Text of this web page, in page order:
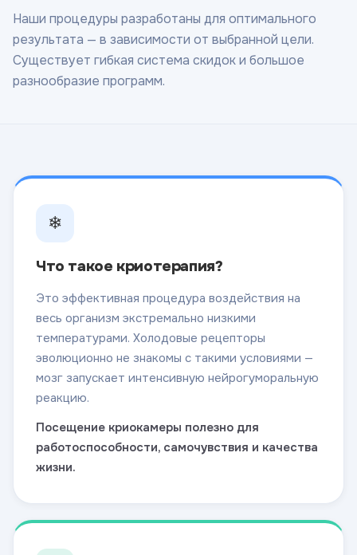
Наши процедуры разработаны для оптимального
результата — в зависимости от выбранной цели.
Существует гибкая система скидок и большое
разнообразие программ.
❄
Что такое криотерапия?
Это эффективная процедура воздействия на
весь организм экстремально низкими
температурами. Холодовые рецепторы
эволюционно не знакомы с такими условиями —
мозг запускает интенсивную нейрогуморальную
реакцию.
Посещение криокамеры полезно для
работоспособности, самочувствия и качества
жизни.